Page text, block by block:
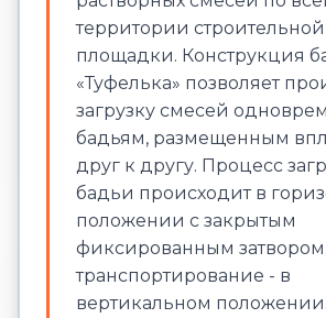
территории строительной
площадки. Конструкция
«Туфелька» позволяет
загрузку смесей
бадьям, размещенным
друг к другу. Процесс
бадьи происходит в
положении с закрытым
фиксированным
транспортирование - в
вертикальном